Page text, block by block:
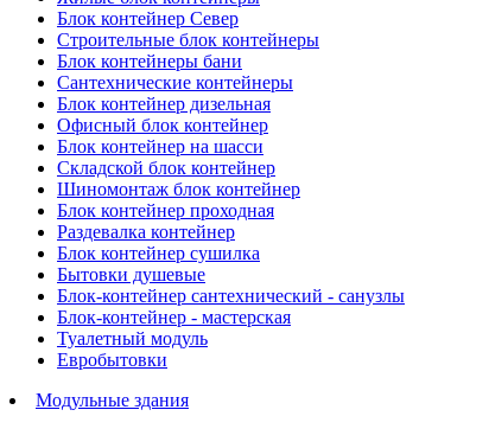
Блок контейнер Север
Строительные блок контейнеры
Блок контейнеры бани
Сантехнические контейнеры
Блок контейнер дизельная
Офисный блок контейнер
Блок контейнер на шасси
Складской блок контейнер
Шиномонтаж блок контейнер
Блок контейнер проходная
Раздевалка контейнер
Блок контейнер сушилка
Бытовки душевые
Блок-контейнер сантехнический - санузлы
Блок-контейнер - мастерская
Туалетный модуль
Евробытовки
Модульные здания